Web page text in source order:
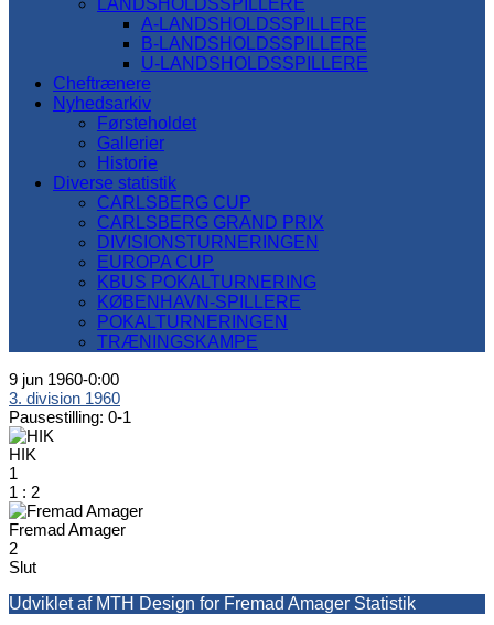
A-LANDSHOLDSSPILLERE
B-LANDSHOLDSSPILLERE
U-LANDSHOLDSSPILLERE
Cheftrænere
Nyhedsarkiv
Førsteholdet
Gallerier
Historie
Diverse statistik
CARLSBERG CUP
CARLSBERG GRAND PRIX
DIVISIONSTURNERINGEN
EUROPA CUP
KBUS POKALTURNERING
KØBENHAVN-SPILLERE
POKALTURNERINGEN
TRÆNINGSKAMPE
9 jun 1960-0:00
3. division 1960
Pausestilling: 0-1
HIK
1
1 : 2
Fremad Amager
2
Slut
Udviklet af MTH Design for Fremad Amager Statistik